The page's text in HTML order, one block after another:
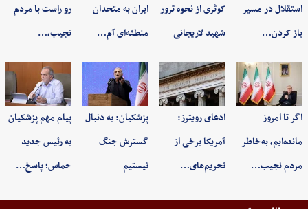
استقلال در مسیر
باز کردن…
کوثری از نحوه ترور
شهید لاریجانی
ایران به متحدان
منطقه‌ای آم…
رو راست با مردم
نجیب،…
اگر تا امروز
مانده‌ایم، به‌خاطر
مردم نجیب…
ادعای رویترز:
آمریکا برخی از
تحریم‌های…
پزشکیان: به‌ دنبال
گسترش جنگ
نیستیم
پیام مهم پزشکیان
به رئیس جدید
حماس؛ پاسخ…